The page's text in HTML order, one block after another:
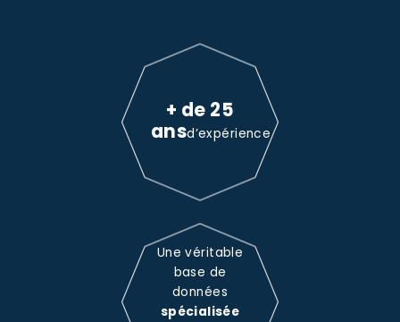
+ de 25
ansd’expérience
Une véritable
base de
données
spécialisée